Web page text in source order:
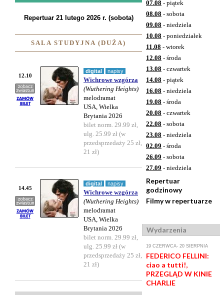
Repertuar 21 lutego 2026 r. (sobota)
SALA STUDYJNA (DUŻA)
12.10
digital napisy
Wichrowe wzgórza
(Wuthering Heights)
melodramat
USA, Wielka
Brytania 2026
bilet norm. 29.99 zł,
ulg. 25.99 zł (w
przedsprzedaży 25 zł,
21 zł)
14.45
digital napisy
Wichrowe wzgórza
(Wuthering Heights)
melodramat
USA, Wielka
Brytania 2026
bilet norm. 29.99 zł,
ulg. 25.99 zł (w
przedsprzedaży 25 zł,
21 zł)
07.08 - piątek
08.08 - sobota
09.08 - niedziela
10.08 - poniedziałek
11.08 - wtorek
12.08 - środa
13.08 - czwartek
14.08 - piątek
16.08 - niedziela
19.08 - środa
20.08 - czwartek
22.08 - sobota
23.08 - niedziela
02.09 - środa
26.09 - sobota
27.09 - niedziela
Repertuar
godzinowy
Filmy w repertuarze
Wydarzenia
19 CZERWCA- 20 SIERPNIA
FEDERICO FELLINI:
ciao a tutti!,
PRZEGLĄD W KINIE
CHARLIE